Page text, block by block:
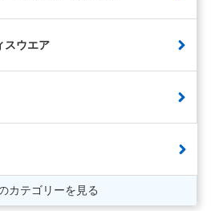
スウエア
カテゴリーを見る